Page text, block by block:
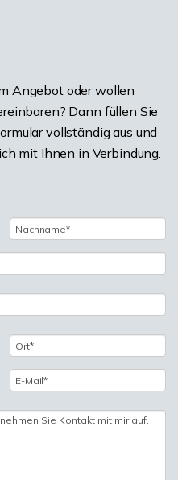
Angebot oder wollen
Dann füllen Sie
vollständig aus und
mit Ihnen in Verbindung.